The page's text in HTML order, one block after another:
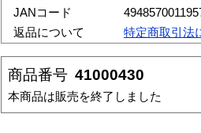
JANコード
返品について
特定商取引法
商品番号 41000430
本商品は販売を終了しました